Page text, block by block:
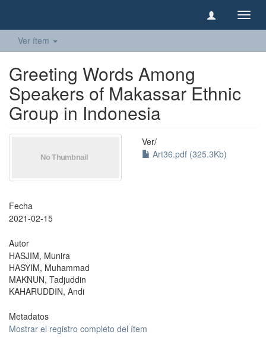
Ver ítem
Greeting Words Among
Speakers of Makassar Ethnic
Group in Indonesia
Ver/
Art36.pdf (325.3Kb)
Fecha
2021-02-15
Autor
HASJIM, Munira
HASYIM, Muhammad
MAKNUN, Tadjuddin
KAHARUDDIN, Andi
Metadatos
Mostrar el registro completo del ítem